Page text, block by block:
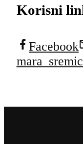
Korisni
Facebook